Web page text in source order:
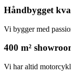
Håndbygget
Vi bygger med
400 m²
Vi har altid